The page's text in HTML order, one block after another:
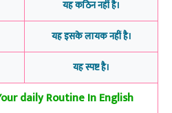
यह कठिन नहीं है।
यह इसके लायक नहीं है।
यह स्पष्ट है।
daily Routine In English